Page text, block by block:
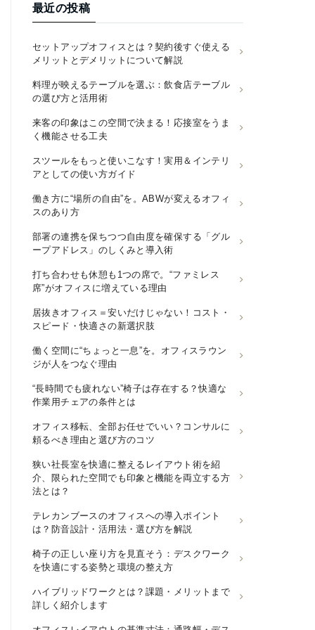
最近の投稿
セットアップオフィスとは？契約後すぐ使える
メリットとデメリットについて解説
料理が映えるテーブルを選ぶ：飲食店テーブル
の選び方と活用術
来客の印象はこの空間で決まる！応接室をうま
く機能させる工夫
スツールをもっと使いこなす！実用＆インテリ
アとしての使い方ガイド
働き方に“場所の自由”を。ABWが変えるオフィ
スのあり方
部署の連携を保ちつつ自由度を確保する「グル
ープアドレス」のしくみと導入術
打ち合わせも休憩も1つの席で。“ファミレス
席”がオフィスに増えている理由
居抜きオフィス＝安いだけじゃない！コスト・
スピード・快適さの新選択肢
働く空間に“ちょっと一息”を。オフィスラウン
ジが人をつなぐ理由
“長時間でも疲れない”椅子は存在する？快適な
作業用チェアの条件とは
オフィス移転、全部お任せでいい？コンサルに
頼るべき理由と選び方のコツ
狭い社長室を快適に整えるレイアウト術を紹
介、限られた空間でも印象と機能を両立する方
法とは？
テレカンブースのオフィスへの導入ポイント
は？防音設計・活用法・選び方を解説
椅子の正しい座り方を見直そう：デスクワーク
を快適にする姿勢と環境の整え方
ハイブリッドワークとは？課題・メリットまで
詳しく紹介します